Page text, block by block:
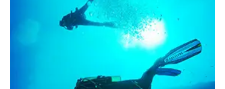
Διαμερίσματα
Για τα Διαμερίσματά μας